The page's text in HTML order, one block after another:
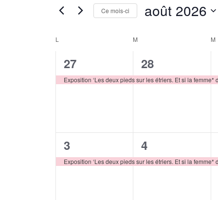
vues
Rechercher
clé.
Ce mois-ci août 2026
Calendrier
Évènements
L M M
1
évènement,
27
Exposition ‘Les deux pieds sur les étriers. Et si la femme*
1
évènement,
28
1
évènement,
3
Exposition ‘Les deux pieds sur les étriers. Et si la femme*
1
évènement,
4